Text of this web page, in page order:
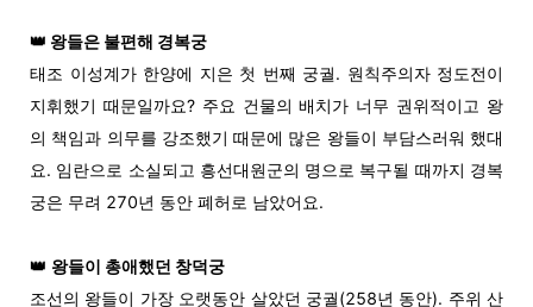
👑 왕들은 불편해 경복궁
태조 이성계가 한양에 지은 첫 번째 궁궐. 원칙주의자 정도전이
지휘했기 때문일까요? 주요 건물의 배치가 너무 권위적이고 왕
의 책임과 의무를 강조했기 때문에 많은 왕들이 부담스러워 했대
요. 임란으로 소실되고 흥선대원군의 명으로 복구될 때까지 경복
궁은 무려 270년 동안 폐허로 남았어요.
👑 왕들이 총애했던 창덕궁
조선의 왕들이 가장 오랫동안 살았던 궁궐(258년 동안). 주위 산